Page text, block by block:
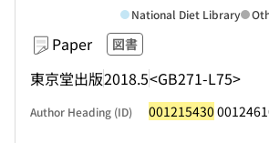
Paper 図書
東京堂出版2018.5<GB271-L75>
National Diet Library
Author Heading (ID) 001215430